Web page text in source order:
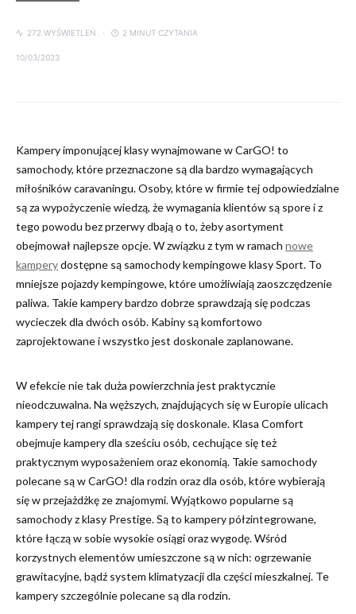
272 WYŚWIETLEŃ 2 MINUT CZYTANIA
10/03/2023
Kampery imponującej klasy wynajmowane w CarGO! to
samochody, które przeznaczone są dla bardzo wymagających
miłośników caravaningu. Osoby, które w firmie tej odpowiedzialne
są za wypożyczenie wiedzą, że wymagania klientów są spore i z
tego powodu bez przerwy dbają o to, żeby asortyment
obejmował najlepsze opcje. W związku z tym w ramach nowe
kamperydostępne są samochody kempingowe klasy Sport. To
mniejsze pojazdy kempingowe, które umożliwiają zaoszczędzenie
paliwa. Takie kampery bardzo dobrze sprawdzają się podczas
wycieczek dla dwóch osób. Kabiny są komfortowo
zaprojektowane i wszystko jest doskonale zaplanowane.
W efekcie nie tak duża powierzchnia jest praktycznie
nieodczuwalna. Na węższych, znajdujących się w Europie ulicach
kampery tej rangi sprawdzają się doskonale. Klasa Comfort
obejmuje kampery dla sześciu osób, cechujące się też
praktycznym wyposażeniem oraz ekonomią. Takie samochody
polecane są w CarGO! dla rodzin oraz dla osób, które wybierają
się w przejażdżkę ze znajomymi. Wyjątkowo popularne są
samochody z klasy Prestige. Są to kampery półzintegrowane,
które łączą w sobie wysokie osiągi oraz wygodę. Wśród
korzystnych elementów umieszczone są w nich: ogrzewanie
grawitacyjne, bądź system klimatyzacji dla części mieszkalnej. Te
kampery szczególnie polecane są dla rodzin.